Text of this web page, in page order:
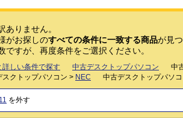
ありません。
がお探しのすべての条件に一致する商品が見
ですが、再度条件をご選択ください。
詳しい条件で探す 中古デスクトップパソコン 中
スクトップパソコン > NEC 中古デスクトップパソ
を外す